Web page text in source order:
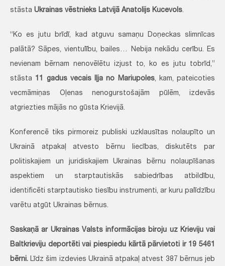
stāsta Ukrainas vēstnieks Latvijā Anatolijs Kucevols.
“Ko es jutu brīdī, kad atguvu samaņu Doņeckas slimnīcas
palātā? Sāpes, vientulību, bailes… Nebija nekādu cerību. Es
nevienam bērnam nenovēlētu izjust to, ko es jutu tobrīd,”
stāsta 11 gadus vecais Iļja no Mariupoles, kam, pateicoties
vecmāmiņas Oļenas nenogurstošajām pūlēm, izdevās
atgriezties mājās no gūsta Krievijā.
Konferencē tiks pirmoreiz publiski uzklausītas nolaupīto un
Ukrainā atpakaļ atvesto bērnu liecības, diskutēts par
politiskajiem un juridiskajiem Ukrainas bērnu nolaupīšanas
aspektiem un starptautiskās sabiedrības atbildību,
identificēti starptautisko tiesību instrumenti, ar kuru palīdzību
varētu atgūt Ukrainas bērnus.
Saskaņā ar Ukrainas Valsts informācijas biroju uz Krieviju vai
Baltkrieviju deportēti vai piespiedu kārtā pārvietoti ir 19 5461
bērni.Līdz šim izdevies Ukrainā atpakaļ atvest 387 bērnus jeb